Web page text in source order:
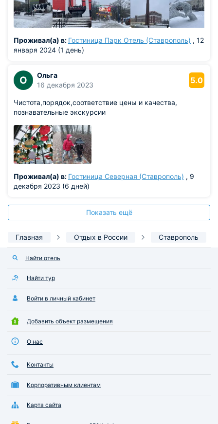
городе очень приятные ощущения.
Проживал(а) в: Гостиница Парк Отель (Ставрополь) , 12
января 2024 (1 день)
О
Ольга
16 декабря 2023
5.0
Чистота,порядок,соответствие цены и качества,
познавательные экскурсии
Проживал(а) в: Гостиница Северная (Ставрополь) , 9
декабря 2023 (6 дней)
Показать ещё
Главная Отдых в России Ставрополь
Найти отель
Найти тур
Войти в личный кабинет
Добавить объект размещения
О нас
Контакты
Корпоративным клиентам
Карта сайта